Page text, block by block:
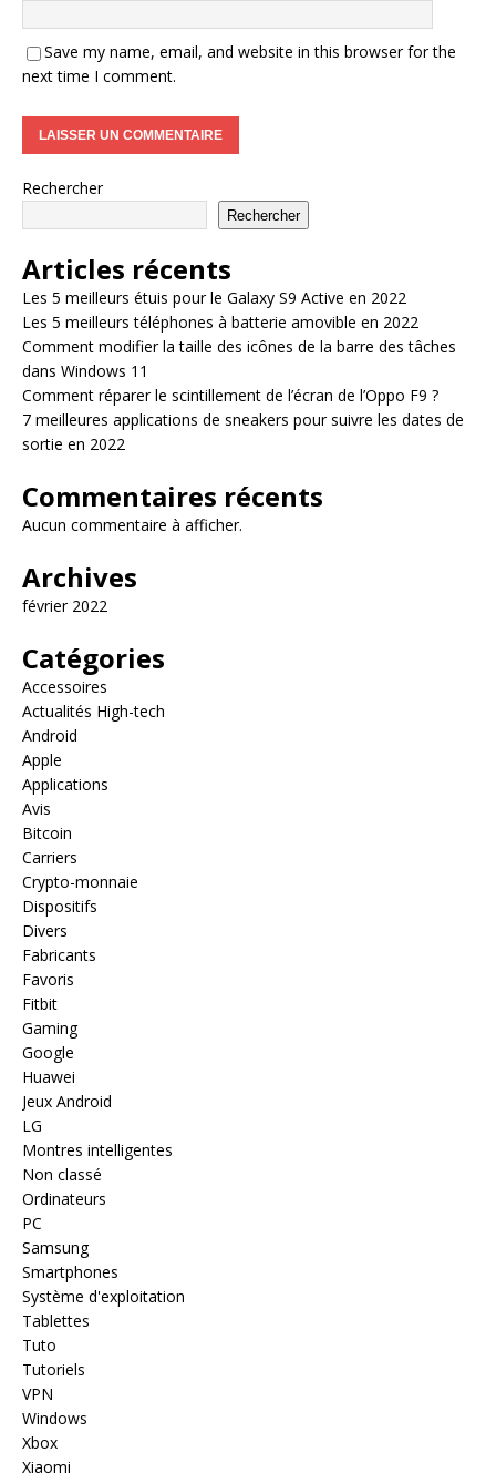
Save my name, email, and website in this browser for the
next time I comment.
Rechercher
Rechercher
Articles récents
Les 5 meilleurs étuis pour le Galaxy S9 Active en 2022
Les 5 meilleurs téléphones à batterie amovible en 2022
Comment modifier la taille des icônes de la barre des tâches
dans Windows 11
Comment réparer le scintillement de l’écran de l’Oppo F9 ?
7 meilleures applications de sneakers pour suivre les dates de
sortie en 2022
Commentaires récents
Aucun commentaire à afficher.
Archives
février 2022
Catégories
Accessoires
Actualités High-tech
Android
Apple
Applications
Avis
Bitcoin
Carriers
Crypto-monnaie
Dispositifs
Divers
Fabricants
Favoris
Fitbit
Gaming
Google
Huawei
Jeux Android
LG
Montres intelligentes
Non classé
Ordinateurs
PC
Samsung
Smartphones
Système d'exploitation
Tablettes
Tuto
Tutoriels
VPN
Windows
Xbox
Xiaomi